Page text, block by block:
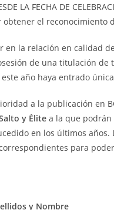
LA FECHA DE
obtener el reconocimiento
en la relación en calidad
de una titulación de
año haya entrado
a la publicación en
y Élite a la que podrán
en los últimos
para
y Nombre